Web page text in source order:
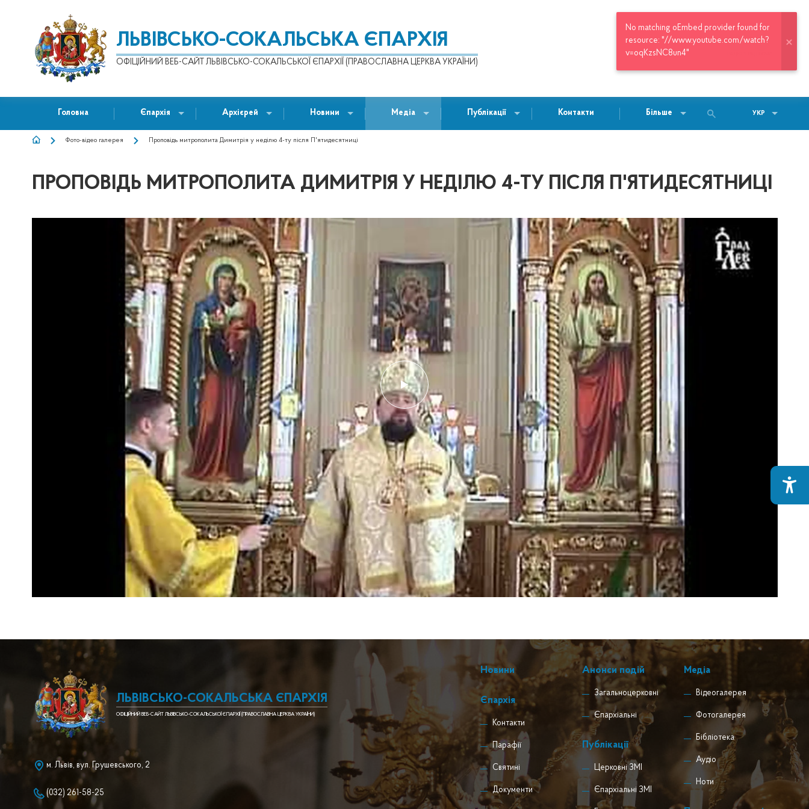
ЛЬВІВСЬКО-СОКАЛЬСЬКА ЄПАРХІЯ
ОФІЦІЙНИЙ ВЕБ-САЙТ ЛЬВІВСЬКО-СОКАЛЬСЬКОЇ ЄПАРХІЇ (ПРАВОСЛАВНА ЦЕРКВА УКРАЇНИ)
Головна Єпархія Архієрей Новини Медіа Публікації Контакти Більше УКР
РЯДОК
НАВІҐАЦІЇ
Фото-відео галерея Проповідь митрополита Димитрія у неділю 4-ту після П'ятидесятниці
ПРОПОВІДЬ МИТРОПОЛИТА ДИМИТРІЯ У НЕДІЛЮ 4-ТУ ПІСЛЯ П'ЯТИДЕСЯТНИЦІ
ЛЬВІВСЬКО-СОКАЛЬСЬКА ЄПАРХІЯ
ОФІЦІЙНИЙ ВЕБ-САЙТ ЛЬВІВСЬКО-СОКАЛЬСЬКОЇ ЄПАРХІЇ (ПРАВОСЛАВНА ЦЕРКВА УКРАЇНИ)
м. Львів, вул. Грушевського, 2
(032) 261-58-25
Новини
Єпархія
Контакти
Парафії
Святині
Документи
Анонси подій
Загальноцерковні
Єпархіальні
Публікації
Церковні ЗМІ
Єпархіальні ЗМІ
Медіа
Відеогалерея
Фотогалерея
Бібліотека
Аудіо
Ноти